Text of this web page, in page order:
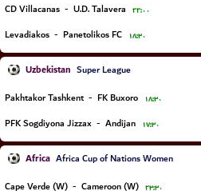
CD Villacanas - U.D. Talavera ۲۲:۰۰
Levadiakos - Panetolikos FC ۱۸:۳۰
Uzbekistan Super League
Pakhtakor Tashkent - FK Buxoro ۱۸:۳۰
PFK Sogdiyona Jizzax - Andijan ۱۷:۳۰
Africa Africa Cup of Nations Women
Cape Verde (W) - Cameroon (W) ۲۳:۳۰